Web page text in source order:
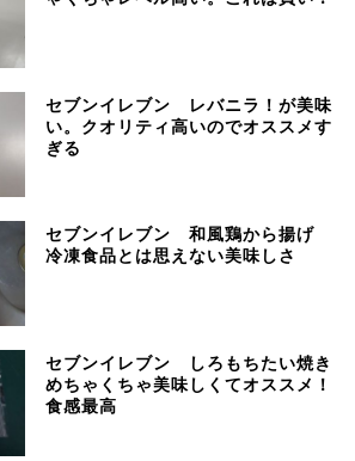
セブンイレブン レバニラ！が美味
い。クオリティ高いのでオススメす
ぎる
セブンイレブン 和風鶏から揚げ
冷凍食品とは思えない美味しさ
セブンイレブン しろもちたい焼き
めちゃくちゃ美味しくてオススメ！
食感最高